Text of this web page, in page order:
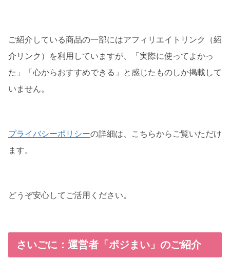
ご紹介している商品の一部にはアフィリエイトリンク（紹
介リンク）を利用していますが、「実際に使ってよかっ
た」「心からおすすめできる」と感じたものしか掲載して
いません。
プライバシーポリシーの詳細は、こちらからご覧いただけ
ます。
どうぞ安心してご活用ください。
さいごに：運営者「ポジまい」のご紹介